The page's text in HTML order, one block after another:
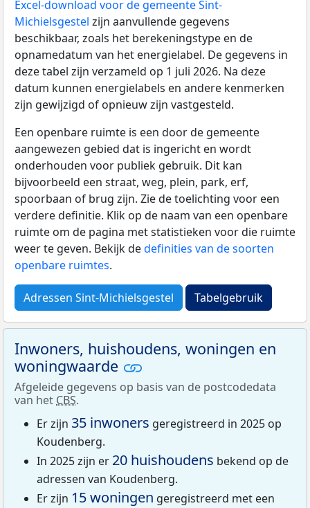
Excel-download voor de gemeente Sint-
Michielsgestel zijn aanvullende gegevens
beschikbaar, zoals het berekeningstype en de
opnamedatum van het energielabel. De gegevens in
deze tabel zijn verzameld op 1 juli 2026. Na deze
datum kunnen energielabels en andere kenmerken
zijn gewijzigd of opnieuw zijn vastgesteld.
Een openbare ruimte is een door de gemeente
aangewezen gebied dat is ingericht en wordt
onderhouden voor publiek gebruik. Dit kan
bijvoorbeeld een straat, weg, plein, park, erf,
spoorbaan of brug zijn. Zie de toelichting voor een
verdere definitie. Klik op de naam van een openbare
ruimte om de pagina met statistieken voor die ruimte
weer te geven. Bekijk dedefinities van de soorten
openbare ruimtes.
Adressen Sint-Michielsgestel Tabelgebruik
Inwoners, huishoudens, woningen en
woningwaarde
Afgeleide gegevens op basis van de postcodedata
van het CBS.
Er zijn 35 inwoners geregistreerd in 2025 op
Koudenberg.
In 2025 zijn er 20 huishoudens bekend op de
adressen van Koudenberg.
Er zijn 15 woningen geregistreerd met een